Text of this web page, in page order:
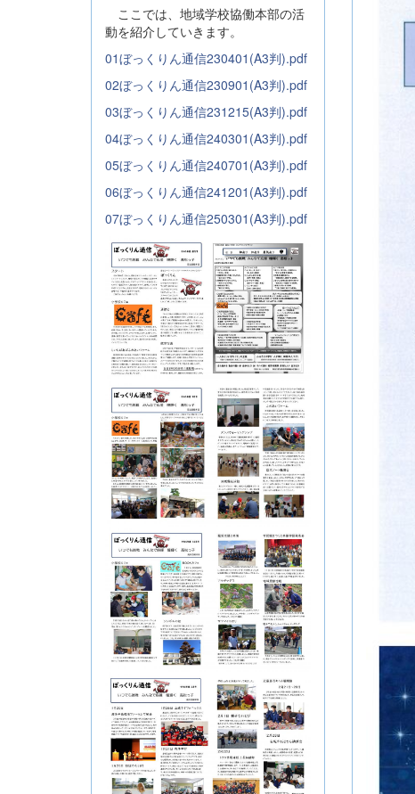
ここでは、地域学校協働本部の活
動を紹介していきます。
01ぼっくりん通信230401(A3判).pdf
02ぼっくりん通信230901(A3判).pdf
03ぼっくりん通信231215(A3判).pdf
04ぼっくりん通信240301(A3判).pdf
05ぼっくりん通信240701(A3判).pdf
06ぼっくりん通信241201(A3判).pdf
07ぼっくりん通信250301(A3判).pdf